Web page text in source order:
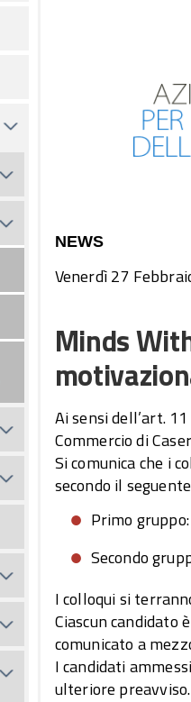
NEWS
Venerdì 27
Minds
Ai sensi dell’art.
Commercio di
Si comunica che i
secondo il
Primo
Secondo
I colloqui si
Ciascun candidato
comunicato a
I candidati
ulteriore preavviso.